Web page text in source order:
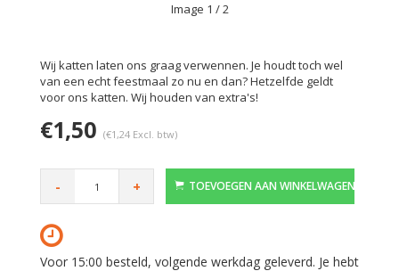
Image 1 / 2
Wij katten laten ons graag verwennen. Je houdt toch wel
van een echt feestmaal zo nu en dan? Hetzelfde geldt
voor ons katten. Wij houden van extra's!
€1,50 (€1,24 Excl. btw)
- + TOEVOEGEN AAN WINKELWAGEN
Voor 15:00 besteld, volgende werkdag geleverd. Je hebt